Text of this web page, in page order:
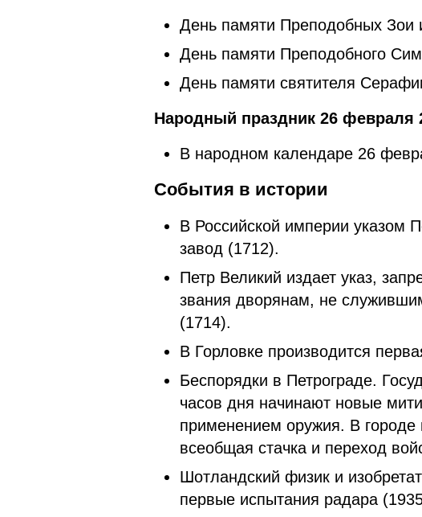
День памяти Преподобных Зои
День памяти Преподобного
День памяти святителя
Народный праздник 26 февраля
В народном календаре 26
События в истории
В Российской империи указом
завод (1712).
Петр Великий издает указ,
звания дворянам, не
(1714).
В Горловке производится
Беспорядки в Петрограде.
часов дня начинают новые
применением оружия. В
всеобщая стачка и переход
Шотландский физик и
первые испытания радара